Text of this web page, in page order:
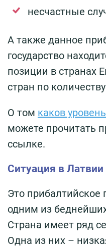
несчастные
А также данное
государство
позиции в странах
стран по
О том каков
можете прочитать
ссылке.
Ситуация в Латвии
Это прибалтийское
одним из
Страна имеет ряд
Одна из них –